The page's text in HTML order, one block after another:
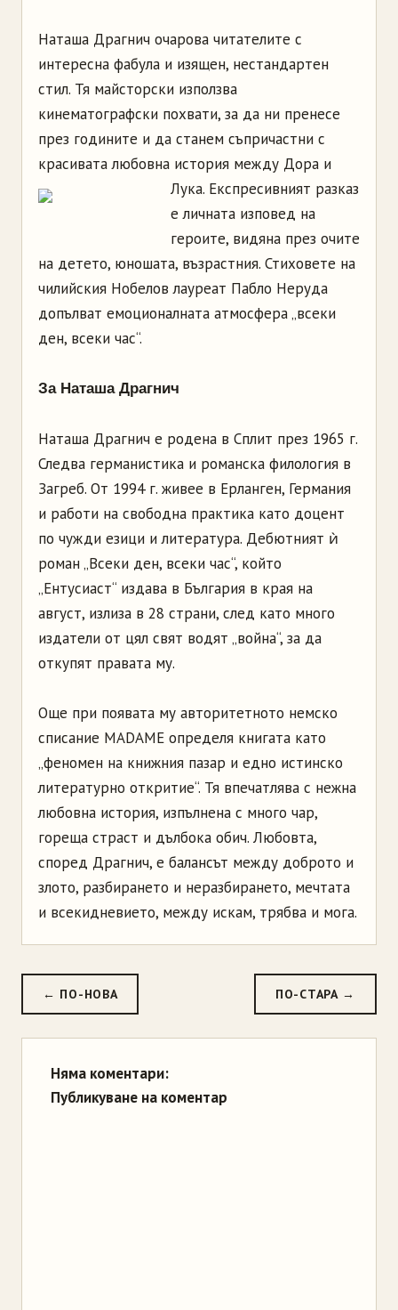
Наташа Драгнич очарова читателите с
интересна фабула и изящен, нестандартен
стил. Тя майсторски използва
кинематографски похвати, за да ни пренесе
през годините и да станем съпричастни с
красивата любовна история между Дора и
Лука. Експресивният разказ
е личната изповед на
героите, видяна през очите
на детето, юношата, възрастния. Стиховете на
чилийския Нобелов лауреат Пабло Неруда
допълват емоционалната атмосфера „всеки
ден, всеки час“.
За Наташа Драгнич
Наташа Драгнич е родена в Сплит през 1965 г.
Следва германистика и романска филология в
Загреб. От 1994 г. живее в Ерланген, Германия
и работи на свободна практика като доцент
по чужди езици и литература. Дебютният ѝ
роман „Всеки ден, всеки час“, който
„Ентусиаст“ издава в България в края на
август, излиза в 28 страни, след като много
издатели от цял свят водят „война“, за да
откупят правата му.
Още при появата му авторитетното немско
списание MADAME определя книгата като
„феномен на книжния пазар и едно истинско
литературно откритие“. Тя впечатлява с нежна
любовна история, изпълнена с много чар,
гореща страст и дълбока обич. Любовта,
според Драгнич, е балансът между доброто и
злото, разбирането и неразбирането, мечтата
и всекидневието, между искам, трябва и мога.
← ПО-НОВА ПО-СТАРА →
Няма коментари:
Публикуване на коментар